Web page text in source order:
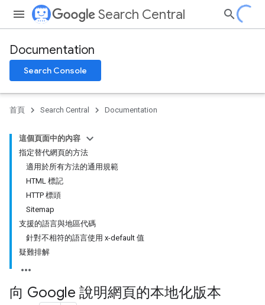
Search Central
Documentation
Search Console
首頁 Search Central Documentation
這個頁面中的內容
指定替代網頁的方法
適用於所有方法的通用規範
HTML 標記
HTTP 標頭
Sitemap
支援的語言與地區代碼
針對不相符的語言使用 x-default 值
疑難排解
向 Google 說明網頁的本地化版本